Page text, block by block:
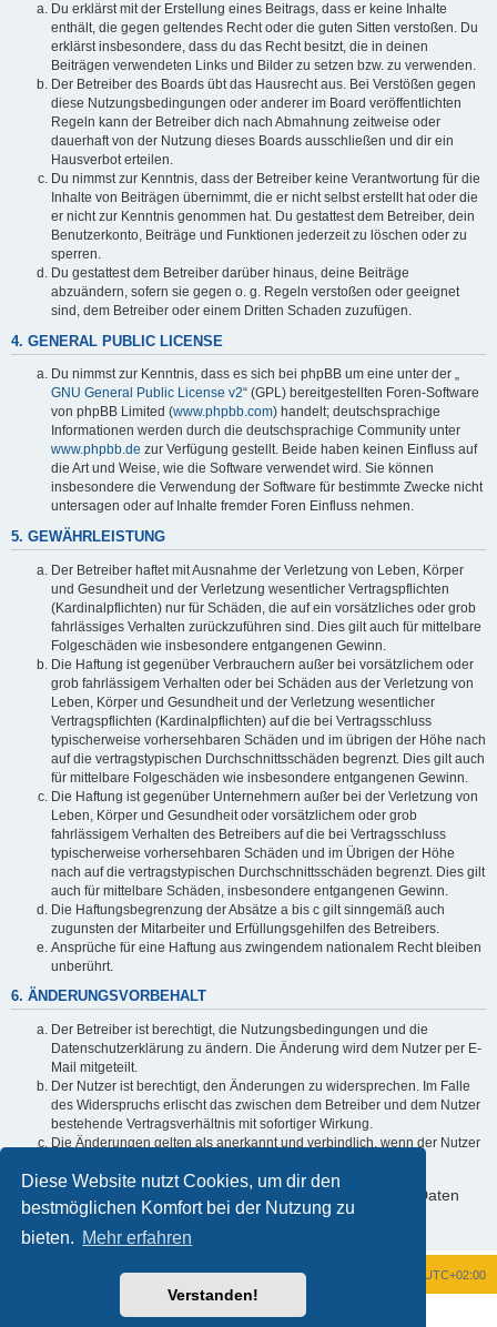
Diese Website nutzt Cookies, um dir den
bestmöglichen Komfort bei der Nutzung zu
bieten. Mehr erfahren
Verstanden!
Du erklärst mit der Erstellung eines Beitrags, dass er keine Inhalte
enthält, die gegen geltendes Recht oder die guten Sitten verstoßen. Du
erklärst insbesondere, dass du das Recht besitzt, die in deinen
Beiträgen verwendeten Links und Bilder zu setzen bzw. zu verwenden.
Der Betreiber des Boards übt das Hausrecht aus. Bei Verstößen gegen
diese Nutzungsbedingungen oder anderer im Board veröffentlichten
Regeln kann der Betreiber dich nach Abmahnung zeitweise oder
dauerhaft von der Nutzung dieses Boards ausschließen und dir ein
Hausverbot erteilen.
Du nimmst zur Kenntnis, dass der Betreiber keine Verantwortung für die
Inhalte von Beiträgen übernimmt, die er nicht selbst erstellt hat oder die
er nicht zur Kenntnis genommen hat. Du gestattest dem Betreiber, dein
Benutzerkonto, Beiträge und Funktionen jederzeit zu löschen oder zu
sperren.
Du gestattest dem Betreiber darüber hinaus, deine Beiträge
abzuändern, sofern sie gegen o. g. Regeln verstoßen oder geeignet
sind, dem Betreiber oder einem Dritten Schaden zuzufügen.
4. GENERAL PUBLIC LICENSE
Du nimmst zur Kenntnis, dass es sich bei phpBB um eine unter der „
GNU General Public License v2“ (GPL) bereitgestellten Foren-Software
von phpBB Limited (www.phpbb.com) handelt; deutschsprachige
Informationen werden durch die deutschsprachige Community unter
www.phpbb.de zur Verfügung gestellt. Beide haben keinen Einfluss auf
die Art und Weise, wie die Software verwendet wird. Sie können
insbesondere die Verwendung der Software für bestimmte Zwecke nicht
untersagen oder auf Inhalte fremder Foren Einfluss nehmen.
5. GEWÄHRLEISTUNG
Der Betreiber haftet mit Ausnahme der Verletzung von Leben, Körper
und Gesundheit und der Verletzung wesentlicher Vertragspflichten
(Kardinalpflichten) nur für Schäden, die auf ein vorsätzliches oder grob
fahrlässiges Verhalten zurückzuführen sind. Dies gilt auch für mittelbare
Folgeschäden wie insbesondere entgangenen Gewinn.
Die Haftung ist gegenüber Verbrauchern außer bei vorsätzlichem oder
grob fahrlässigem Verhalten oder bei Schäden aus der Verletzung von
Leben, Körper und Gesundheit und der Verletzung wesentlicher
Vertragspflichten (Kardinalpflichten) auf die bei Vertragsschluss
typischerweise vorhersehbaren Schäden und im übrigen der Höhe nach
auf die vertragstypischen Durchschnittsschäden begrenzt. Dies gilt auch
für mittelbare Folgeschäden wie insbesondere entgangenen Gewinn.
Die Haftung ist gegenüber Unternehmern außer bei der Verletzung von
Leben, Körper und Gesundheit oder vorsätzlichem oder grob
fahrlässigem Verhalten des Betreibers auf die bei Vertragsschluss
typischerweise vorhersehbaren Schäden und im Übrigen der Höhe
nach auf die vertragstypischen Durchschnittsschäden begrenzt. Dies gilt
auch für mittelbare Schäden, insbesondere entgangenen Gewinn.
Die Haftungsbegrenzung der Absätze a bis c gilt sinngemäß auch
zugunsten der Mitarbeiter und Erfüllungsgehilfen des Betreibers.
Ansprüche für eine Haftung aus zwingendem nationalem Recht bleiben
unberührt.
6. ÄNDERUNGSVORBEHALT
Der Betreiber ist berechtigt, die Nutzungsbedingungen und die
Datenschutzerklärung zu ändern. Die Änderung wird dem Nutzer per E-
Mail mitgeteilt.
Der Nutzer ist berechtigt, den Änderungen zu widersprechen. Im Falle
des Widerspruchs erlischt das zwischen dem Betreiber und dem Nutzer
bestehende Vertragsverhältnis mit sofortiger Wirkung.
Die Änderungen gelten als anerkannt und verbindlich, wenn der Nutzer
Informationen über den Umgang mit deinen persönlichen Daten
sind in der Datenschutzerklärung enthalten.
Foren-Übersicht UTC+02:00
Powered by
® Forum Software © phpBB Limited